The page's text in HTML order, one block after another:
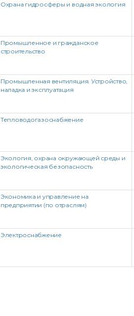
Охрана гидросферы и водная экология
Промышленное и гражданское
строительство
Промышленная вентиляция. Устройство,
наладка и эксплуатация
Тепловодогазоснабжение
Экология, охрана окружающей среды и
экологическая безопасность
Экономика и управление на
предприятии (по отраслям)
Электроснабжение